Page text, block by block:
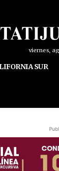
viernes,
SUR